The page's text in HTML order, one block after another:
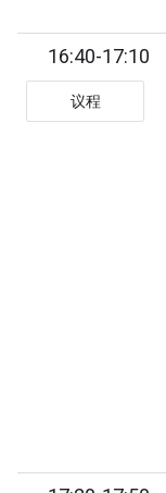
16:40-17:10
议程